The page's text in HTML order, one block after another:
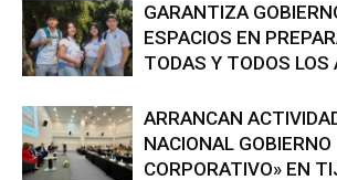
GARANTIZA
ESPACIOS EN
TODAS Y TODOS
ARRANCAN
NACIONAL GOBIERNO
CORPORATIVO» EN